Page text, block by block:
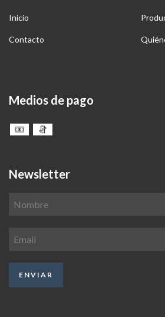
Inicio
Contacto
Medios de pago
Newsletter